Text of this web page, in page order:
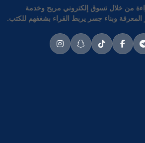
من خلال تسوق إلكتروني مريح وخدمة
وبناء جسر يربط القراء بشغفهم للكتب.